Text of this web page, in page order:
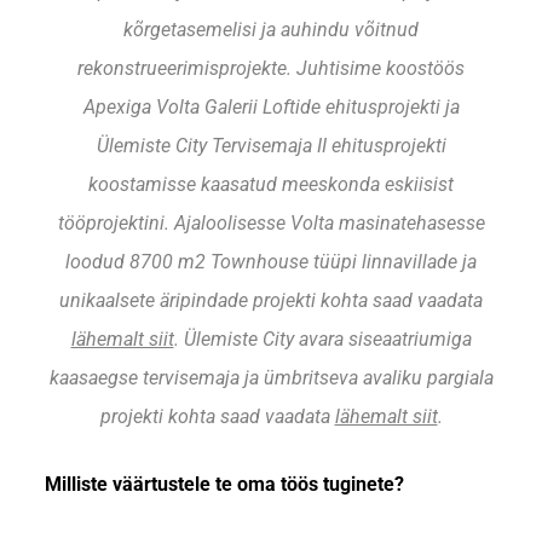
kõrgetasemelisi ja auhindu võitnud
rekonstrueerimisprojekte. Juhtisime koostöös
Apexiga Volta Galerii Loftide ehitusprojekti ja
Ülemiste City Tervisemaja II ehitusprojekti
koostamisse kaasatud meeskonda eskiisist
tööprojektini. Ajaloolisesse Volta masinatehasesse
loodud 8700 m2 Townhouse tüüpi linnavillade ja
unikaalsete äripindade projekti kohta saad vaadata
lähemalt siit. Ülemiste City avara siseaatriumiga
kaasaegse tervisemaja ja ümbritseva avaliku pargiala
projekti kohta saad vaadata lähemalt siit.
Milliste väärtustele te oma töös tuginete?